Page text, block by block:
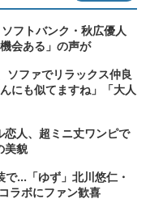
フトバンク・秋広優人
会ある」の声が
ソファでリラックス仲良
にも似てますね」「大人
人、超ミニ丈ワンピで
美貌
...「ゆず」北川悠仁・
ラボにファン歓喜